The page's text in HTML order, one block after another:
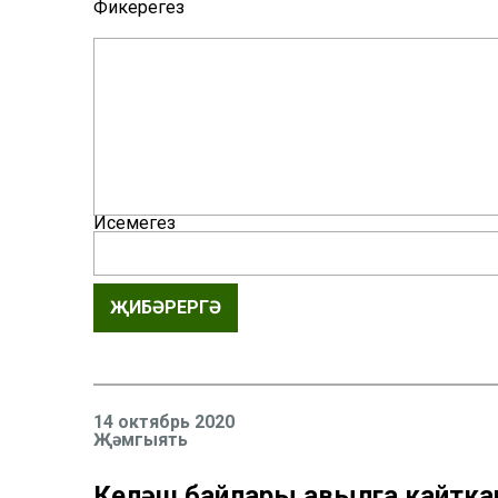
Фикерегез
Исемегез
ҖИБӘРЕРГӘ
14 октябрь 2020
Җәмгыять